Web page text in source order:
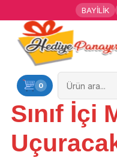
BAYİLİK
0
Ana Sayfa
Kişiye Özel Hediyeler
Hediyen Kime
Mesleklere Özel
Sınıf İçi